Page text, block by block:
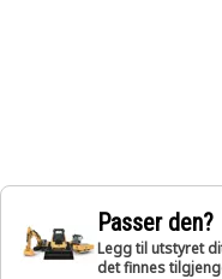
Passer den?
Legg til utstyret
det finnes